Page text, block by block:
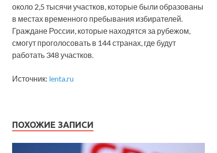
около 2,5 тысячи участков, которые были образованы
в местах временного пребывания избирателей.
Граждане России, которые находятся за рубежом,
смогут проголосовать в 144 странах, где будут
работать 348 участков.
Источник: lenta.ru
ПОХОЖИЕ ЗАПИСИ